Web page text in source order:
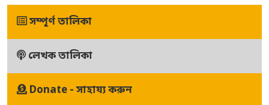
সম্পূর্ণ তালিকা
লেখক তালিকা
Donate - সাহায্য করুন